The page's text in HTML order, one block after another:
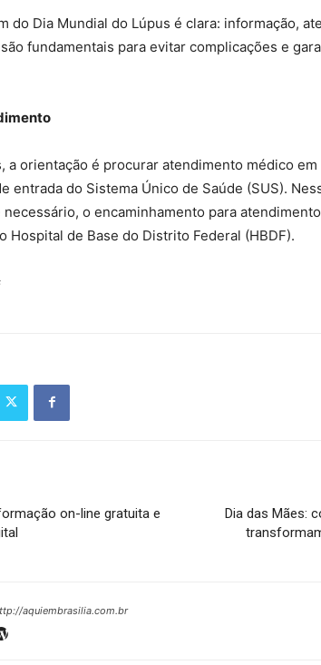
do Dia Mundial do Lúpus é clara: informação,
fundamentais para evitar complicações e
a orientação é procurar atendimento médico
entrada do Sistema Único de Saúde (SUS).
necessário, o encaminhamento para
Hospital de Base do Distrito Federal (HBDF).
on-line gratuita e
Dia das Mães:
aquiembrasilia.com.br